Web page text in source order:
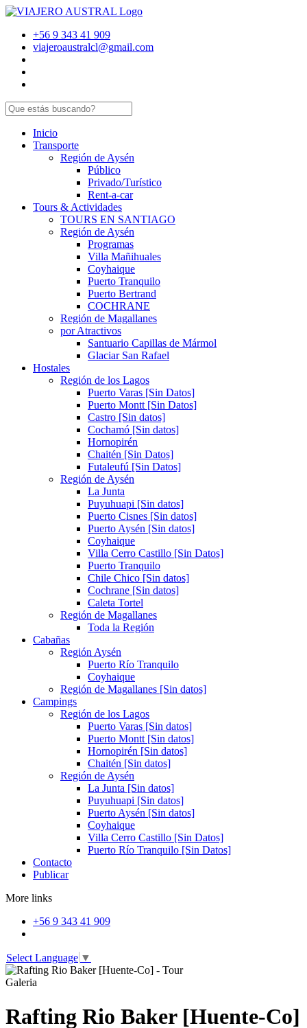
+56 9 343 41 909
viajeroaustralcl@gmail.com
Inicio
Transporte
Región de Aysén
Público
Privado/Turístico
Rent-a-car
Tours & Actividades
TOURS EN SANTIAGO
Región de Aysén
Programas
Villa Mañihuales
Coyhaique
Puerto Tranquilo
Puerto Bertrand
COCHRANE
Región de Magallanes
por Atractivos
Santuario Capillas de Mármol
Glaciar San Rafael
Hostales
Región de los Lagos
Puerto Varas [Sin Datos]
Puerto Montt [Sin Datos]
Castro [Sin datos]
Cochamó [Sin datos]
Hornopirén
Chaitén [Sin Datos]
Futaleufú [Sin Datos]
Región de Aysén
La Junta
Puyuhuapi [Sin datos]
Puerto Cisnes [Sin datos]
Puerto Aysén [Sin datos]
Coyhaique
Villa Cerro Castillo [Sin Datos]
Puerto Tranquilo
Chile Chico [Sin datos]
Cochrane [Sin datos]
Caleta Tortel
Región de Magallanes
Toda la Región
Cabañas
Región Aysén
Puerto Río Tranquilo
Coyhaique
Región de Magallanes [Sin datos]
Campings
Región de los Lagos
Puerto Varas [Sin datos]
Puerto Montt [Sin datos]
Hornopirén [Sin datos]
Chaitén [Sin datos]
Región de Aysén
La Junta [Sin datos]
Puyuhuapi [Sin datos]
Puerto Aysén [Sin datos]
Coyhaique
Villa Cerro Castillo [Sin Datos]
Puerto Río Tranquilo [Sin Datos]
Contacto
Publicar
More links
+56 9 343 41 909
Select Language ▼
Galeria
Rafting Rio Baker [Huente-Co]